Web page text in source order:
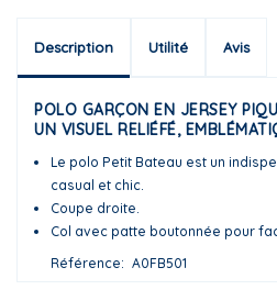
Description Utilité Avis
POLO GARÇON EN JERSEY
UN VISUEL RELIÉFÉ,
Le polo Petit Bateau est un
casual et chic.
Coupe droite.
Col avec patte boutonnée pour
Référence
A0FB501